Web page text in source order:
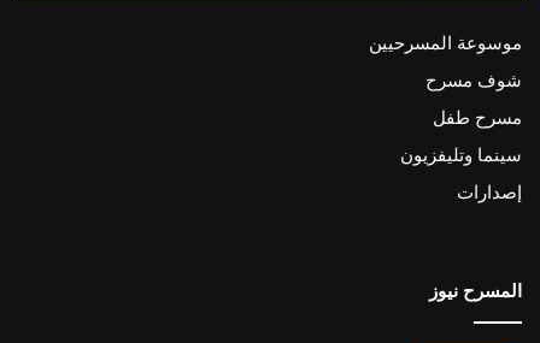
موسوعة المسرحيين
شوف مسرح
مسرح طفل
سينما وتليفزيون
إصدارات
المسرح نيوز